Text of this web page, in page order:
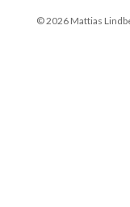
© 2026 Mattias